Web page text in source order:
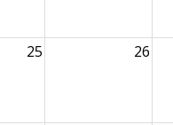
25 26